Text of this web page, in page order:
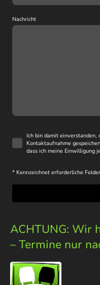
Nachricht
Ich bin damit einverstanden,
Kontaktaufnahme
dass ich meine Einwilligung
* Kennzeichnet erforderliche Felder
ACHTUNG: Wir
– Termine nur